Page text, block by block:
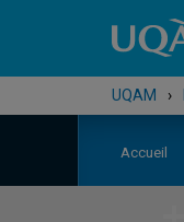
UQAM ›
Accueil